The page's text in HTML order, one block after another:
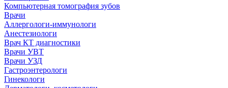
Компьютерная томография зубов
Врачи
Аллергологи-иммунологи
Анестезиологи
Врач КТ диагностики
Врачи УВТ
Врачи УЗД
Гастроэнтерологи
Гинекологи